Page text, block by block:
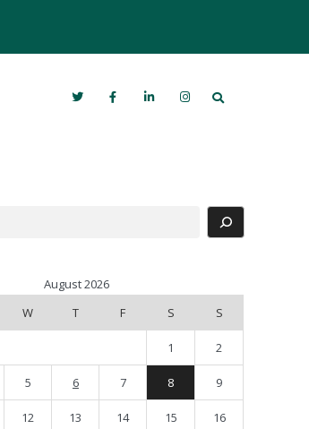
Search
August 2026
W T F S S
1 2
5 6 7 8 9
12 13 14 15 16